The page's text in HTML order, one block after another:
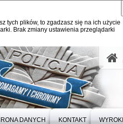
tych plików, to zgadzasz się na ich użycie
Brak zmiany ustawienia przeglądarki
DANYCH KONTAKT